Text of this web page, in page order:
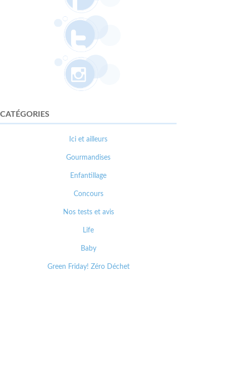
CATÉGORIES
Ici et ailleurs
Gourmandises
Enfantillage
Concours
Nos tests et avis
Life
Baby
Green Friday! Zéro Déchet